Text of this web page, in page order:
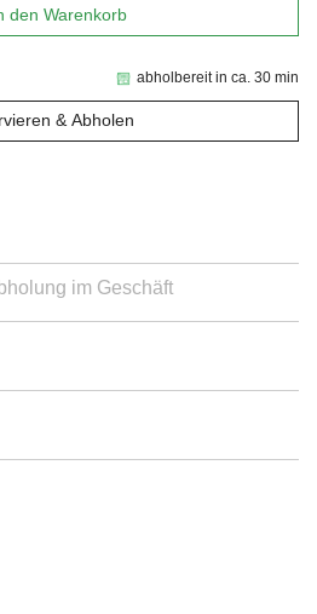
abholbereit in ca. 30 min
& Abholen
den Warenkorb
im Geschäft